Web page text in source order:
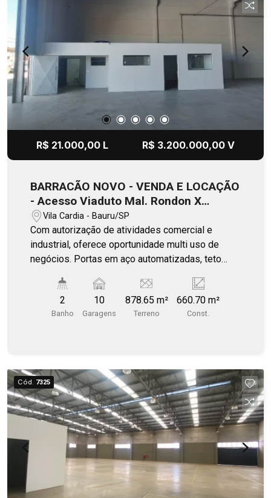
R$ 21.000,00 L R$ 3.200.000,00 V
BARRACÃO NOVO - VENDA E LOCAÇÃO
- Acesso Viaduto Mal. Rondon X
Av.Rodrigues Alves / BAURU
Vila Cardia - Bauru/SP
Com autorização de atividades comercial e
industrial, oferece oportunidade multi uso de
negócios. Portas em aço automatizadas, teto
moderna, frontal painel Strel frame PIR.
Imponente barracão construção nova de 660m² a
100mts da Aureliano Cardia e Marcondes
2
Banho
10
Garagens
878.65 m²
Terreno
660.70 m²
Const.
Cód. 7325